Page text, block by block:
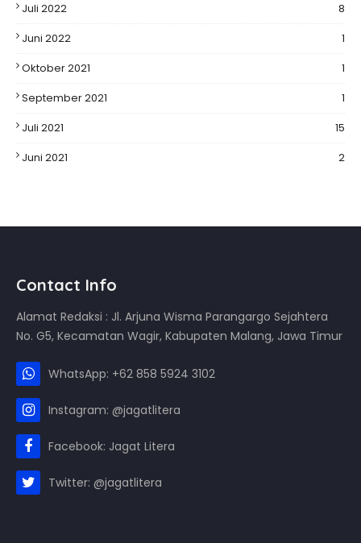
Juli 2022
8
Juni 2022
1
Oktober 2021
1
September 2021
1
Juli 2021
15
Juni 2021
2
Contact Info
Alamat Redaksi : Jl. Arjuna Wisma Parangargo Sejahtera
No. G5, Kecamatan Wagir, Kabupaten Malang, Jawa Timur
WhatsApp: +62 858 5924 3102
Instagram: @jagatlitera
Facebook: Jagat Litera
Twitter: @jagatlitera